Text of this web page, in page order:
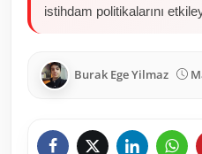
istihdam politikalarını
Burak Ege Yilmaz